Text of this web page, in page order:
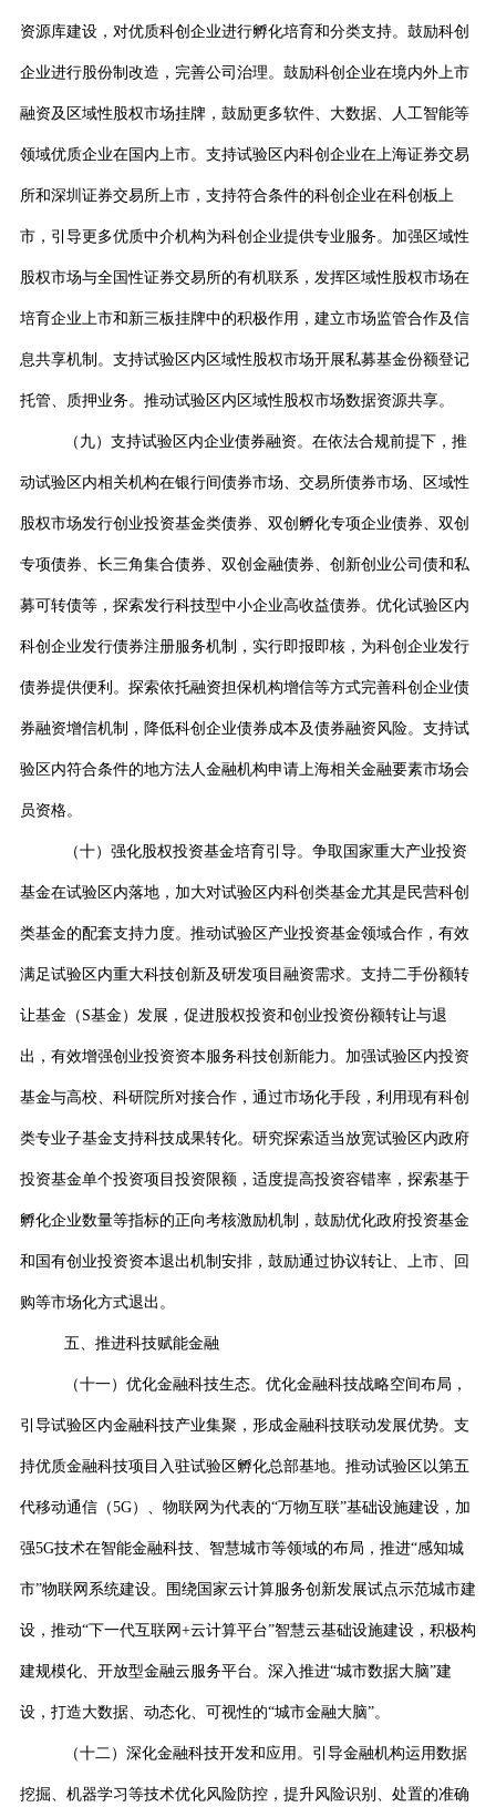
资源库建设，对优质科创企业进行孵化培育和分类支持。鼓励科创
企业进行股份制改造，完善公司治理。鼓励科创企业在境内外上市
融资及区域性股权市场挂牌，鼓励更多软件、大数据、人工智能等
领域优质企业在国内上市。支持试验区内科创企业在上海证券交易
所和深圳证券交易所上市，支持符合条件的科创企业在科创板上
市，引导更多优质中介机构为科创企业提供专业服务。加强区域性
股权市场与全国性证券交易所的有机联系，发挥区域性股权市场在
培育企业上市和新三板挂牌中的积极作用，建立市场监管合作及信
息共享机制。支持试验区内区域性股权市场开展私募基金份额登记
托管、质押业务。推动试验区内区域性股权市场数据资源共享。
（九）支持试验区内企业债券融资。在依法合规前提下，推
动试验区内相关机构在银行间债券市场、交易所债券市场、区域性
股权市场发行创业投资基金类债券、双创孵化专项企业债券、双创
专项债券、长三角集合债券、双创金融债券、创新创业公司债和私
募可转债等，探索发行科技型中小企业高收益债券。优化试验区内
科创企业发行债券注册服务机制，实行即报即核，为科创企业发行
债券提供便利。探索依托融资担保机构增信等方式完善科创企业债
券融资增信机制，降低科创企业债券成本及债券融资风险。支持试
验区内符合条件的地方法人金融机构申请上海相关金融要素市场会
员资格。
（十）强化股权投资基金培育引导。争取国家重大产业投资
基金在试验区内落地，加大对试验区内科创类基金尤其是民营科创
类基金的配套支持力度。推动试验区产业投资基金领域合作，有效
满足试验区内重大科技创新及研发项目融资需求。支持二手份额转
让基金（ S基金）发展，促进股权投资和创业投资份额转让与退
出，有效增强创业投资资本服务科技创新能力。加强试验区内投资
基金与高校、科研院所对接合作，通过市场化手段，利用现有科创
类专业子基金支持科技成果转化。研究探索适当放宽试验区内政府
投资基金单个投资项目投资限额，适度提高投资容错率，探索基于
孵化企业数量等指标的正向考核激励机制，鼓励优化政府投资基金
和国有创业投资资本退出机制安排，鼓励通过协议转让、上市、回
购等市场化方式退出。
五、推进科技赋能金融
（十一）优化金融科技生态。优化金融科技战略空间布局，
引导试验区内金融科技产业集聚，形成金融科技联动发展优势。支
持优质金融科技项目入驻试验区孵化总部基地。推动试验区以第五
代移动通信（5G）、物联网为代表的“万物互联”基础设施建设，加
强5G技术在智能金融科技、智慧城市等领域的布局，推进“感知城
市”物联网系统建设。围绕国家云计算服务创新发展试点示范城市建
设，推动“下一代互联网 +云计算平台”智慧云基础设施建设，积极构
建规模化、开放型金融云服务平台。深入推进“城市数据大脑”建
设，打造大数据、动态化、可视性的“城市金融大脑”。
（十二）深化金融科技开发和应用。引导金融机构运用数据
挖掘、机器学习等技术优化风险防控，提升风险识别、处置的准确